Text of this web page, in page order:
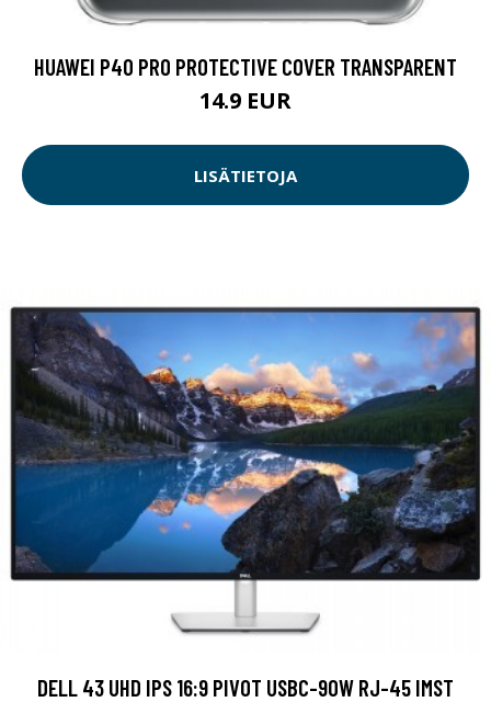
HUAWEI P40 PRO PROTECTIVE COVER TRANSPARENT
14.9 EUR
LISÄTIETOJA
DELL 43 UHD IPS 16:9 PIVOT USBC-90W RJ-45 IMST